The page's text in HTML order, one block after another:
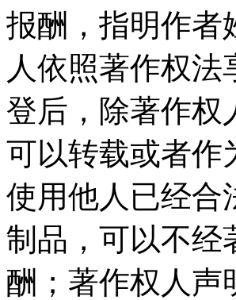
报酬，指明作者
人依照著作权
登后，除著作权
可以转载或者作
使用他人已经合
制品，可以不经
酬；著作权人声